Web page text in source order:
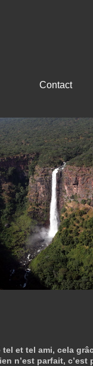
Contact
et tel ami, cela
n’est parfait,